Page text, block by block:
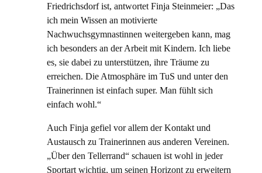
Friedrichsdorf ist, antwortet Finja Steinmeier: „Das
ich mein Wissen an motivierte
Nachwuchsgymnastinnen weitergeben kann, mag
ich besonders an der Arbeit mit Kindern. Ich liebe
es, sie dabei zu unterstützen, ihre Träume zu
erreichen. Die Atmosphäre im TuS und unter den
Trainerinnen ist einfach super. Man fühlt sich
einfach wohl.“
Auch Finja gefiel vor allem der Kontakt und
Austausch zu Trainerinnen aus anderen Vereinen.
„Über den Tellerrand“ schauen ist wohl in jeder
Sportart wichtig, um seinen Horizont zu erweitern